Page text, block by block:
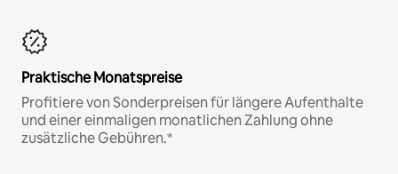
Praktische Monatspreise
Profitiere von Sonderpreisen für längere Aufenthalte
und einer einmaligen monatlichen Zahlung ohne
zusätzliche Gebühren.*